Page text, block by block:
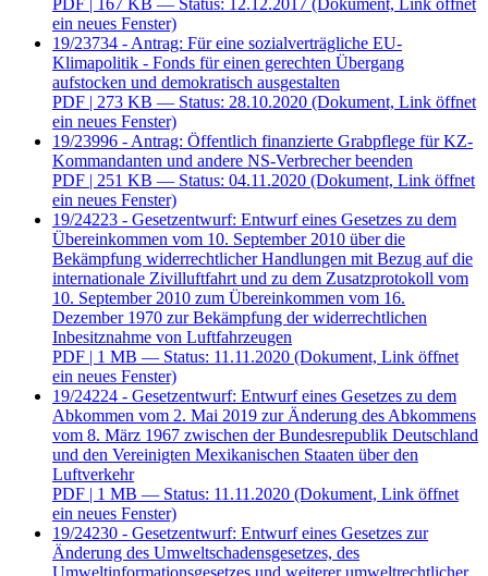
PDF | 167 KB — Status: 12.12.2017 (Dokument, Link öffnet
ein neues Fenster)
19/23734 - Antrag: Für eine sozialverträgliche EU-
Klimapolitik - Fonds für einen gerechten Übergang
aufstocken und demokratisch ausgestalten
PDF | 273 KB — Status: 28.10.2020 (Dokument, Link öffnet
ein neues Fenster)
19/23996 - Antrag: Öffentlich finanzierte Grabpflege für KZ-
Kommandanten und andere NS-Verbrecher beenden
PDF | 251 KB — Status: 04.11.2020 (Dokument, Link öffnet
ein neues Fenster)
19/24223 - Gesetzentwurf: Entwurf eines Gesetzes zu dem
Übereinkommen vom 10. September 2010 über die
Bekämpfung widerrechtlicher Handlungen mit Bezug auf die
internationale Zivilluftfahrt und zu dem Zusatzprotokoll vom
10. September 2010 zum Übereinkommen vom 16.
Dezember 1970 zur Bekämpfung der widerrechtlichen
Inbesitznahme von Luftfahrzeugen
PDF | 1 MB — Status: 11.11.2020 (Dokument, Link öffnet
ein neues Fenster)
19/24224 - Gesetzentwurf: Entwurf eines Gesetzes zu dem
Abkommen vom 2. Mai 2019 zur Änderung des Abkommens
vom 8. März 1967 zwischen der Bundesrepublik Deutschland
und den Vereinigten Mexikanischen Staaten über den
Luftverkehr
PDF | 1 MB — Status: 11.11.2020 (Dokument, Link öffnet
ein neues Fenster)
19/24230 - Gesetzentwurf: Entwurf eines Gesetzes zur
Änderung des Umweltschadensgesetzes, des